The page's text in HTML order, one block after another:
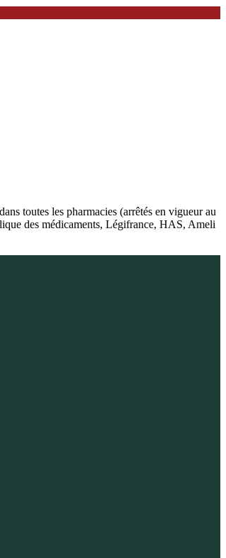
toutes les pharmacies (arrêtés en vigueur au
des médicaments, Légifrance, HAS, Ameli